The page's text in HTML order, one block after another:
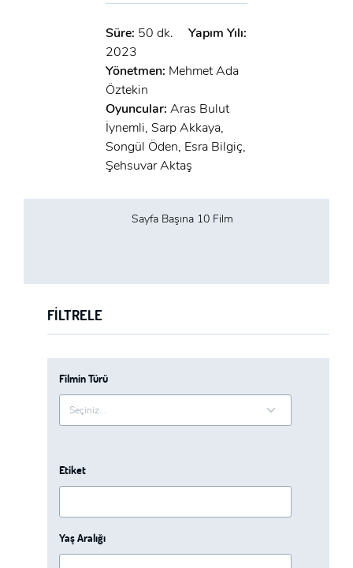
Süre: 50 dk.
Yapım Yılı:
2023
Yönetmen: Mehmet Ada
Öztekin
Oyuncular: Aras Bulut
İynemli, Sarp Akkaya,
Songül Öden, Esra Bilgiç,
Şehsuvar Aktaş
Sayfa Başına 10 Film
FILTRELE
Filmin Türü
Etiket
Yaş Aralığı